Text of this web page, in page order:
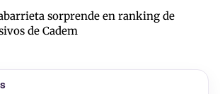
sorprende en ranking de
de Cadem